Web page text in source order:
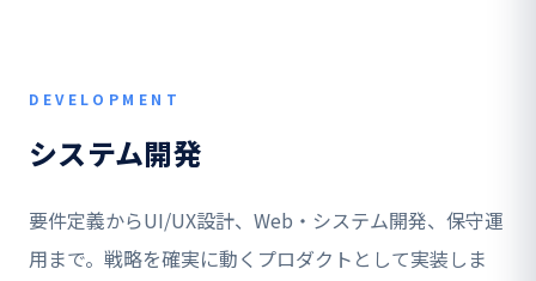
DEVELOPMENT
システム開発
要件定義からUI/UX設計、Web・システム開発、保守運
用まで。戦略を確実に動くプロダクトとして実装しま